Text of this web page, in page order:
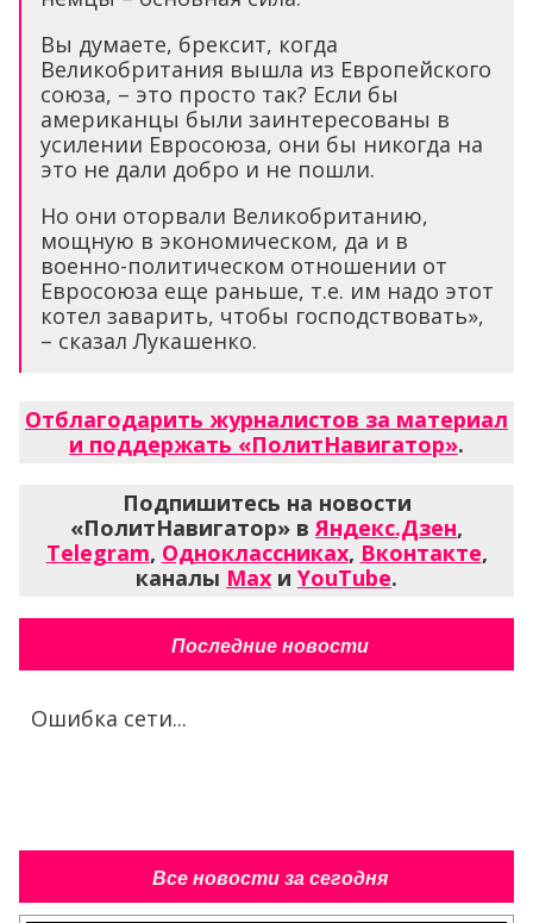
Вы думаете, брексит, когда
Великобритания вышла из Европейского
союза, – это просто так? Если бы
американцы были заинтересованы в
усилении Евросоюза, они бы никогда на
это не дали добро и не пошли.
Но они оторвали Великобританию,
мощную в экономическом, да и в
военно-политическом отношении от
Евросоюза еще раньше, т.е. им надо этот
котел заварить, чтобы господствовать»,
– сказал Лукашенко.
Отблагодарить журналистов за материал
и поддержать «ПолитНавигатор».
Подпишитесь на новости
«ПолитНавигатор» в Яндекс.Дзен,
Telegram, Одноклассниках, Вконтакте,
каналы Max и YouTube.
Последние новости
Ошибка сети...
Все новости за сегодня